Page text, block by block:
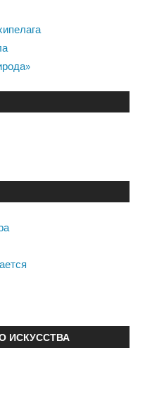
ИСКУССТВА